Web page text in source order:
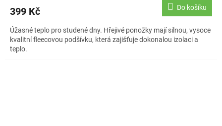
399 Kč Do košíku
Úžasné teplo pro studené dny. Hřejivé ponožky mají silnou, vysoce
kvalitní fleecovou podšívku, která zajišťuje dokonalou izolaci a
teplo.